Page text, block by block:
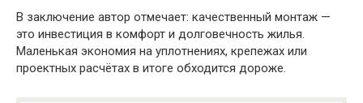
В заключение автор отмечает: качественный монтаж —
это инвестиция в комфорт и долговечность жилья.
Маленькая экономия на уплотнениях, крепежах или
проектных расчётах в итоге обходится дороже.